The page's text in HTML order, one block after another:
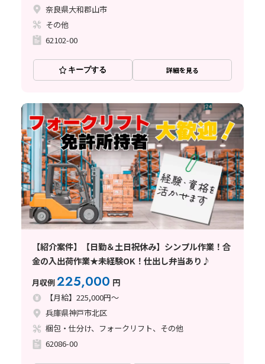
奈良県大和郡山市
その他
62102-00
キープする 詳細を見る
【紹介案件】【日勤＆土日祝休み】シンプル作業！合
金の入出荷作業★未経験OK！仕出し弁当あり♪
月収例225,000 円
【月給】225,000円～
兵庫県神戸市北区
梱包・仕分け、フォークリフト、その他
62086-00